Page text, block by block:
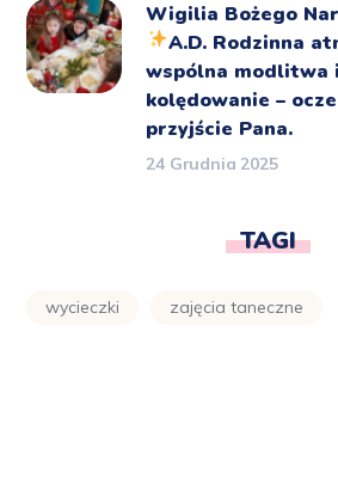
Wigilia Bożego
A.D. Rodzinna
wspólna modlitwa
kolędowanie –
przyjście Pana.
24 Grudnia 2025
TAGI
wycieczki zajęcia taneczne